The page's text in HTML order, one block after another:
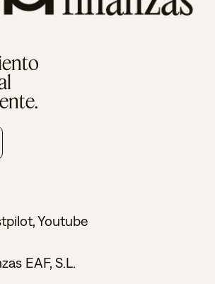
, Youtube
EAF, S.L.